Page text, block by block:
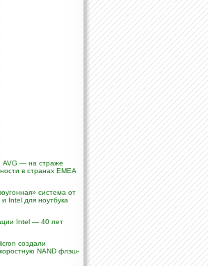
AVG — на страже
в странах ЕМЕА
система от
и Intel для ноутбука
Intel — 40 лет
создали
NAND флэш-